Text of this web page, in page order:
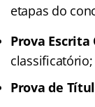
etapas do
Prova
classificatório;
Prova de